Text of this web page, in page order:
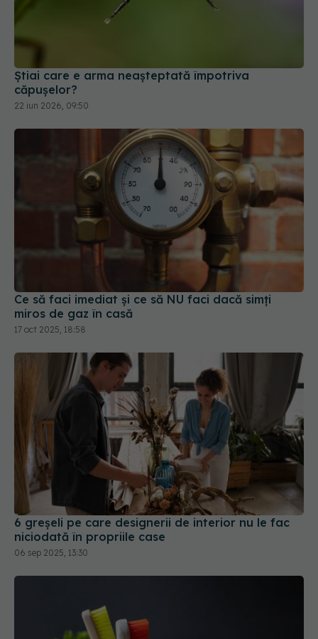
Știai care e arma neașteptată împotriva
căpușelor?
22 iun 2026, 09:50
Ce să faci imediat și ce să NU faci dacă simți
miros de gaz în casă
17 oct 2025, 18:58
6 greșeli pe care designerii de interior nu le fac
niciodată în propriile case
06 sep 2025, 13:30